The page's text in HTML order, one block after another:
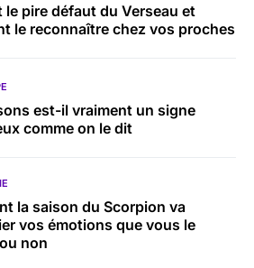
le pire défaut du Verseau et
le reconnaître chez vos proches
est-il vraiment un signe
comme on le dit
la saison du Scorpion va
vos émotions que vous le
non